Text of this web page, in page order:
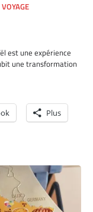
VOYAGE
est une expérience
une transformation
Plus